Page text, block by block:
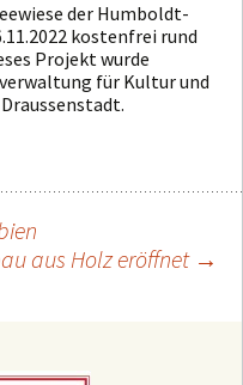
der Humboldt-
kostenfrei rund
Projekt wurde
für Kultur und
aus Holz eröffnet →